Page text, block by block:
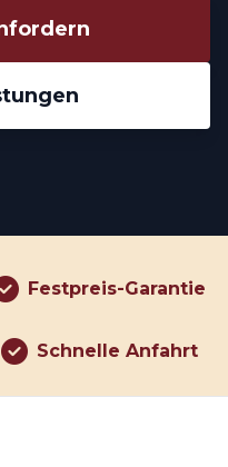
Festpreis-Garantie
Schnelle Anfahrt